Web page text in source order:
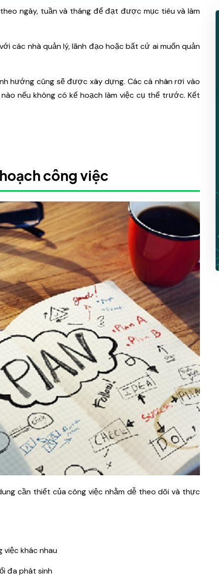
ngày, tuần và tháng để đạt được mục tiêu và làm
các nhà quản lý, lãnh đạo hoặc bất cứ ai muốn quản
hướng cũng sẽ được xây dựng. Các cá nhân rơi vào
nếu không có kế hoạch làm việc cụ thể trước. Kết
công việc
cần thiết của công việc nhằm dễ theo dõi và thực
việc khác nhau
đa phát sinh